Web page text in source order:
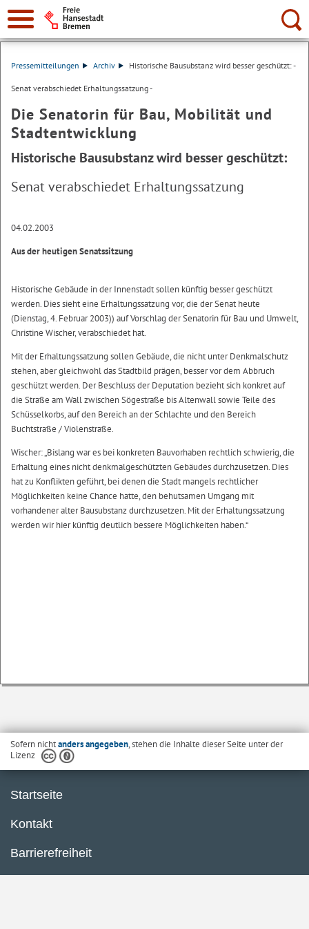
Suche:
Pressemitteilungen Archiv Historische Bausubstanz wird besser geschützt: -
Senat verabschiedet Erhaltungssatzung -
Die Senatorin für Bau, Mobilität und
Stadtentwicklung
Historische Bausubstanz wird besser geschützt:
Senat verabschiedet Erhaltungssatzung
04.02.2003
Aus der heutigen Senatssitzung
Historische Gebäude in der Innenstadt sollen künftig besser geschützt
werden. Dies sieht eine Erhaltungssatzung vor, die der Senat heute
(Dienstag, 4. Februar 2003)) auf Vorschlag der Senatorin für Bau und Umwelt,
Christine Wischer, verabschiedet hat.
Mit der Erhaltungssatzung sollen Gebäude, die nicht unter Denkmalschutz
stehen, aber gleichwohl das Stadtbild prägen, besser vor dem Abbruch
geschützt werden. Der Beschluss der Deputation bezieht sich konkret auf
die Straße am Wall zwischen Sögestraße bis Altenwall sowie Teile des
Schüsselkorbs, auf den Bereich an der Schlachte und den Bereich
Buchtstraße / Violenstraße.
Wischer: „Bislang war es bei konkreten Bauvorhaben rechtlich schwierig, die
Erhaltung eines nicht denkmalgeschützten Gebäudes durchzusetzen. Dies
hat zu Konflikten geführt, bei denen die Stadt mangels rechtlicher
Möglichkeiten keine Chance hatte, den behutsamen Umgang mit
vorhandener alter Bausubstanz durchzusetzen. Mit der Erhaltungssatzung
werden wir hier künftig deutlich bessere Möglichkeiten haben.“
Sofern nichtanders angegeben, stehen die Inhalte dieser Seite unter der
Lizenz
Startseite
Kontakt
Barrierefreiheit